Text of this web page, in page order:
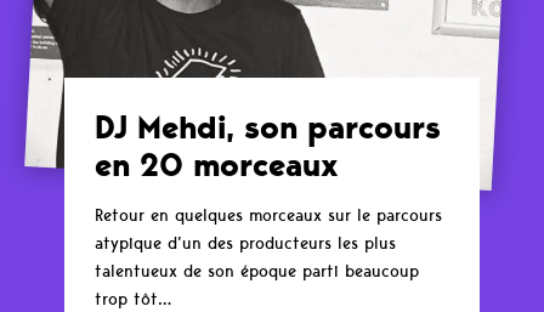
DJ Mehdi, son parcours
en 20 morceaux
Retour en quelques morceaux sur le parcours
atypique d’un des producteurs les plus
talentueux de son époque parti beaucoup
trop tôt…